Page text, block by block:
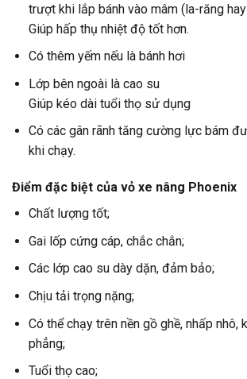
trượt khi lắp bánh vào mâm (la-răng
Giúp hấp thụ nhiệt độ tốt hơn.
Có thêm yếm nếu là bánh hơi
Lớp bên ngoài là cao su
Giúp kéo dài tuổi thọ sử dụng
Có các gân rãnh tăng cường lực bám
khi chạy.
Điểm đặc biệt của vỏ xe nâng Phoenix
Chất lượng tốt;
Gai lốp cứng cáp, chắc chắn;
Các lớp cao su dày dặn, đảm bảo;
Chịu tải trọng nặng;
Có thể chạy trên nền gồ ghề, nhấp nhô,
phẳng;
Tuổi thọ cao;